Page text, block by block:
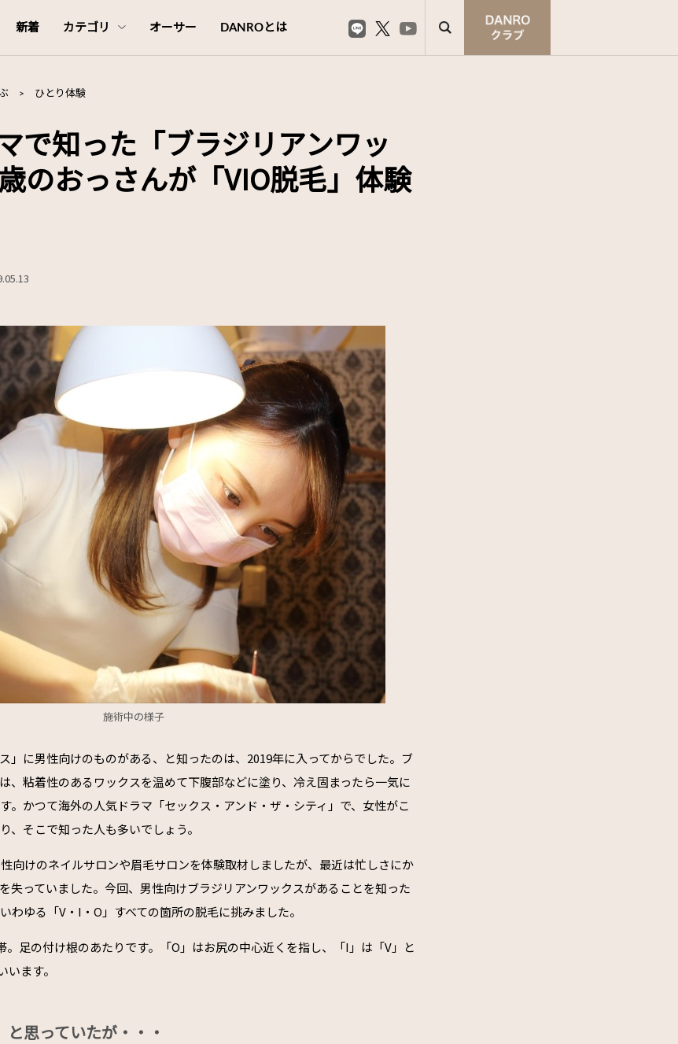
新着 カテゴリ オーサー DANROとは
> ひとり体験
で知った「ブラジリアンワッ
のおっさんが「VIO脱毛」体験
施術中の様子
」に男性向けのものがある、と知ったのは、2019年に入ってからでした。ブ
、粘着性のあるワックスを温めて下腹部などに塗り、冷え固まったら一気に
。かつて海外の人気ドラマ「セックス・アンド・ザ・シティ」で、女性がこ
、そこで知った人も多いでしょう。
向けのネイルサロンや眉毛サロンを体験取材しましたが、最近は忙しさにか
失っていました。今回、男性向けブラジリアンワックスがあることを知った
わゆる「V・I・O」すべての箇所の脱毛に挑みました。
。足の付け根のあたりです。「O」はお尻の中心近くを指し、「I」は「V」と
います。
と思っていたが・・・